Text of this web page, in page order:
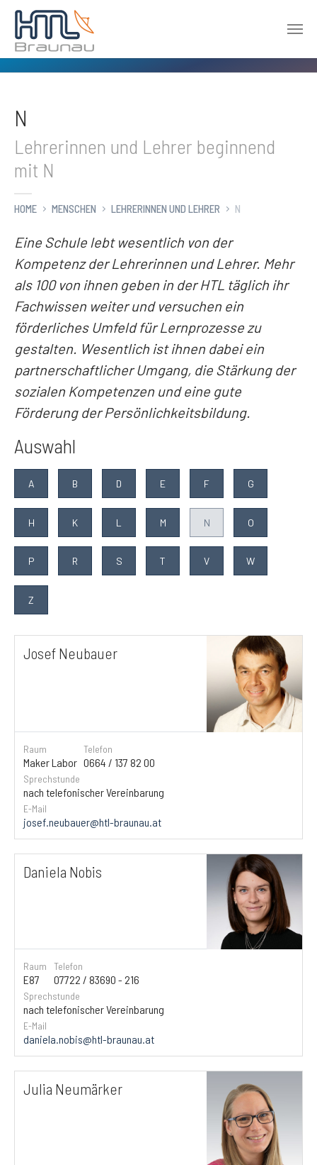
N
Lehrerinnen und Lehrer beginnend
mit N
HOME MENSCHEN LEHRERINNEN UND LEHRER N
Eine Schule lebt wesentlich von der
Kompetenz der Lehrerinnen und Lehrer. Mehr
als 100 von ihnen geben in der HTL täglich ihr
Fachwissen weiter und versuchen ein
förderliches Umfeld für Lernprozesse zu
gestalten. Wesentlich ist ihnen dabei ein
partnerschaftlicher Umgang, die Stärkung der
sozialen Kompetenzen und eine gute
Förderung der Persönlichkeitsbildung.
Auswahl
A B D E F G
H K L M N O
P R S T V W
Z
Josef Neubauer
Raum
Maker Labor
Telefon
0664 / 137 82 00
Sprechstunde
nach telefonischer Vereinbarung
E-Mail
josef.neubauer@htl-braunau.at
Daniela Nobis
Raum
E87
Telefon
07722 / 83690 - 216
Sprechstunde
nach telefonischer Vereinbarung
E-Mail
daniela.nobis@htl-braunau.at
Julia Neumärker